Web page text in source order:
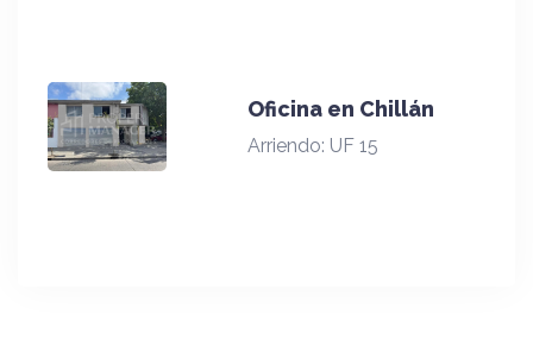
Oficina en Chillán
Arriendo: UF 15